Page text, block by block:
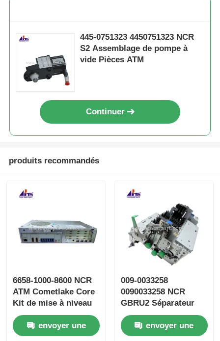
445-0751323 4450751323 NCR
S2 Assemblage de pompe à
vide Pièces ATM
Continuer
produits recommandés
6658-1000-8600 NCR
ATM Cometlake Core
Kit de mise à niveau
PC Core
envoyer une
009-0033258
0090033258 NCR
GBRU2 Séparateur
amélioré étroit
Fujitsu G610/G611
envoyer une